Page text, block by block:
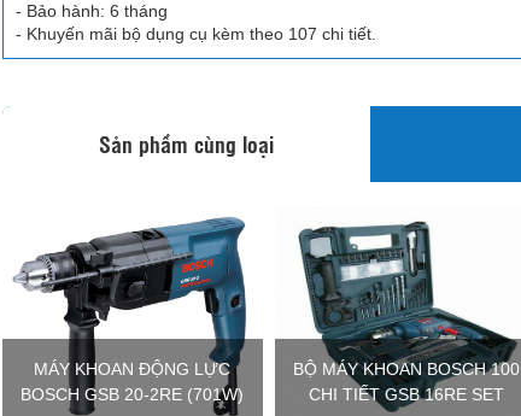
- Bảo hành: 6 tháng
- Khuyến mãi bộ dụng cụ kèm theo 107 chi tiết.
Sản phẩm cùng loại
MÁY KHOAN ĐỘNG LỰC
BOSCH GSB 20-2RE (701W)
BỘ MÁY KHOAN BOSCH 100
CHI TIẾT GSB 16RE SET